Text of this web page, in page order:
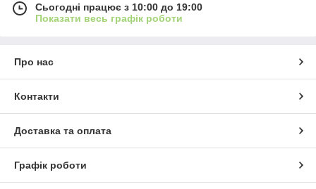
Сьогодні працює з 10:00 до 19:00
Показати весь графік роботи
Про нас
Контакти
Доставка та оплата
Графік роботи